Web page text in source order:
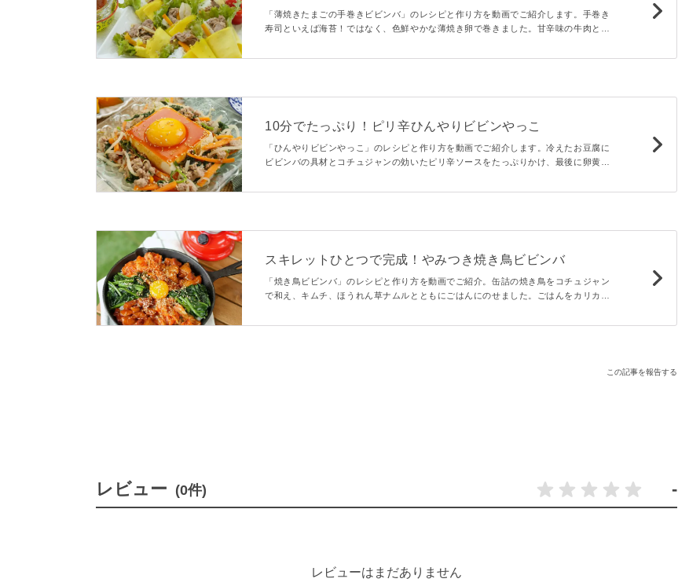
「薄焼きたまごの手巻きビビンバ」のレシピと作り方を動画でご紹介します。手巻き
寿司といえば海苔！ではなく、色鮮やかな薄焼き卵で巻きました。甘辛味の牛肉と野
10分でたっぷり！ピリ辛ひんやりビビンやっこ
「ひんやりビビンやっこ」のレシピと作り方を動画でご紹介します。冷えたお豆腐に
ビビンバの具材とコチュジャンの効いたピリ辛ソースをたっぷりかけ、最後に卵黄を
よ♪
スキレットひとつで完成！やみつき焼き鳥ビビンバ
「焼き鳥ビビンバ」のレシピと作り方を動画でご紹介。缶詰の焼き鳥をコチュジャン
で和え、キムチ、ほうれん草ナムルとともにごはんにのせました。ごはんをカリカリ
すすめです
この記事を報告する
レビュー (0件) -
レビューはまだありません